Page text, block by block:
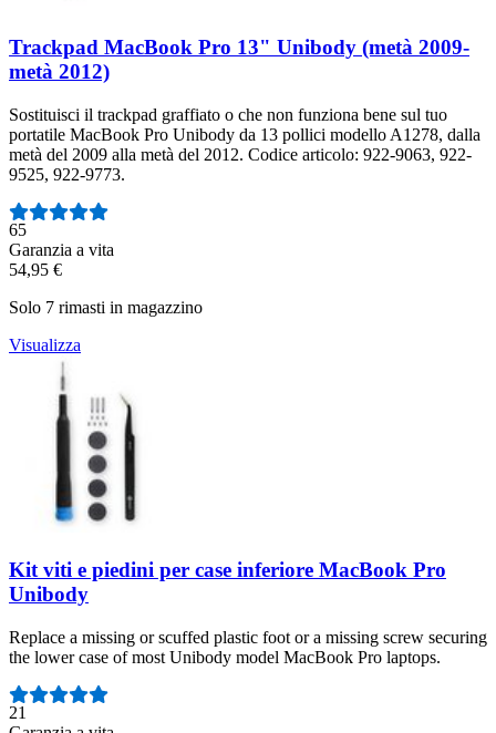
Trackpad MacBook Pro 13" Unibody (metà 2009-
metà 2012)
Sostituisci il trackpad graffiato o che non funziona bene sul tuo
portatile MacBook Pro Unibody da 13 pollici modello A1278, dalla
metà del 2009 alla metà del 2012. Codice articolo: 922-9063, 922-
9525, 922-9773.
Numero di recensioni:
65
Garanzia a vita
54,95 €
Solo 7 rimasti in magazzino
Visualizza
Kit viti e piedini per case inferiore MacBook Pro
Unibody
Replace a missing or scuffed plastic foot or a missing screw securing
the lower case of most Unibody model MacBook Pro laptops.
Numero di recensioni:
21